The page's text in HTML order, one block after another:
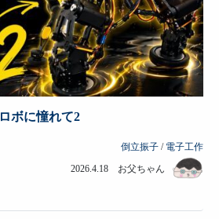
ボに憧れて2
倒立振子 / 電子工作
2026.4.18 お父ちゃん